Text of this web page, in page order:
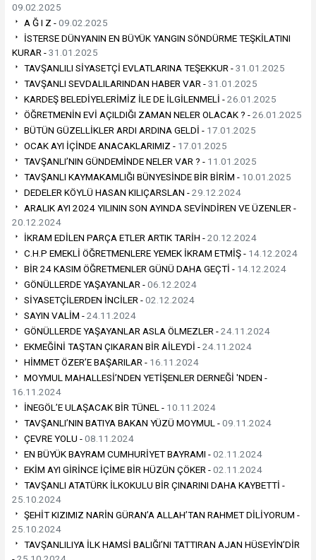
09.02.2025
A Ğ I Z -09.02.2025
İSTERSE DÜNYANIN EN BÜYÜK YANGIN SÖNDÜRME TEŞKİLATINI
KURAR -31.01.2025
TAVŞANLILI SİYASETÇİ EVLATLARINA TEŞEKKUR -31.01.2025
TAVŞANLI SEVDALILARINDAN HABER VAR -31.01.2025
KARDEŞ BELEDİYELERİMİZ İLE DE İLGİLENMELİ -26.01.2025
ÖĞRETMENİN EVİ AÇILDIĞI ZAMAN NELER OLACAK ? -26.01.2025
BÜTÜN GÜZELLİKLER ARDI ARDINA GELDİ - 17.01.2025
OCAK AYI İÇİNDE ANACAKLARIMIZ - 17.01.2025
TAVŞANLI’NIN GÜNDEMİNDE NELER VAR ? - 11.01.2025
TAVŞANLI KAYMAKAMLIĞI BÜNYESİNDE BİR BİRİM - 10.01.2025
DEDELER KÖYLÜ HASAN KILIÇARSLAN -29.12.2024
ARALIK AYI 2024 YILININ SON AYINDA SEVİNDİREN VE ÜZENLER -
20.12.2024
İKRAM EDİLEN PARÇA ETLER ARTIK TARİH -20.12.2024
C.H.P EMEKLİ ÖĞRETMENLERE YEMEK İKRAM ETMİŞ - 14.12.2024
BİR 24 KASIM ÖĞRETMENLER GÜNÜ DAHA GEÇTİ - 14.12.2024
GÖNÜLLERDE YAŞAYANLAR -06.12.2024
SİYASETÇİLERDEN İNCİLER -02.12.2024
SAYIN VALİM -24.11.2024
GÖNÜLLERDE YAŞAYANLAR ASLA ÖLMEZLER -24.11.2024
EKMEĞİNİ TAŞTAN ÇIKARAN BİR AİLEYDİ -24.11.2024
HİMMET ÖZER’E BAŞARILAR - 16.11.2024
MOYMUL MAHALLESİ’NDEN YETİŞENLER DERNEĞİ 'NDEN -
16.11.2024
İNEGÖL’E ULAŞACAK BİR TÜNEL - 10.11.2024
TAVŞANLI’NIN BATIYA BAKAN YÜZÜ MOYMUL -09.11.2024
ÇEVRE YOLU -08.11.2024
EN BÜYÜK BAYRAM CUMHURİYET BAYRAMI -02.11.2024
EKİM AYI GİRİNCE İÇİME BİR HÜZÜN ÇÖKER -02.11.2024
TAVŞANLI ATATÜRK İLKOKULU BİR ÇINARINI DAHA KAYBETTİ -
25.10.2024
ŞEHİT KIZIMIZ NARİN GÜRAN’A ALLAH’TAN RAHMET DİLİYORUM -
25.10.2024
TAVŞANLILIYA İLK HAMSİ BALIĞI’NI TATTIRAN AJAN HÜSEYİN’DİR